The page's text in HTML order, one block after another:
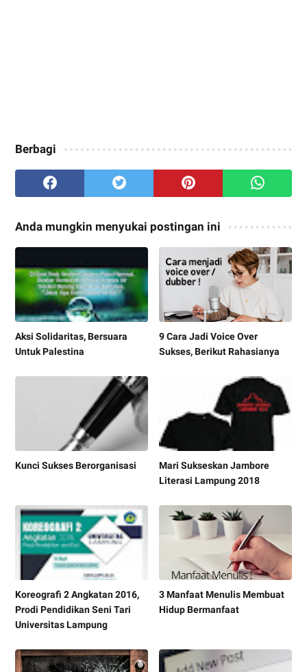
Berbagi
Anda mungkin menyukai postingan ini
Aksi Solidaritas, Bersuara
Untuk Palestina
9 Cara Jadi Voice Over
Sukses, Berikut Rahasianya
Kunci Sukses Berorganisasi
Mari Sukseskan Jambore
Literasi Lampung 2018
Koreografi 2 Angkatan 2016,
Prodi Pendidikan Seni Tari
Universitas Lampung
3 Manfaat Menulis Membuat
Hidup Bermanfaat